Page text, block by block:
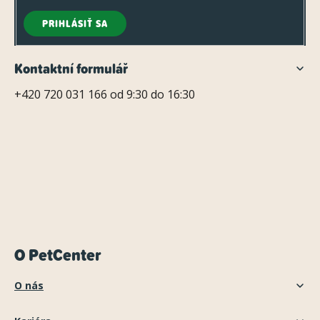
v
i
PRIHLÁSIŤ SA
Kontaktní formulář
+420 720 031 166 od 9:30 do 16:30
O PetCenter
O nás